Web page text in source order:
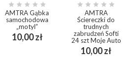
    
AMTRA Gąbka
samochodowa
„motyl”
10,00 złCena
    
AMTRA
Ściereczki do
trudnych
zabrudzeń Softi
24 szt Moje Auto
10,00 złCena